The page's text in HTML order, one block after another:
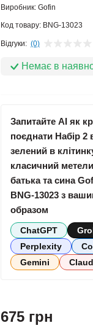
Виробник: Gofin
Код товару: BNG-13023
Відгуки: (0)
Немає в
Запитайте AI як
поєднати Набір 2
зелений в
класичний
батька та сина
BNG-13023 з
образом
ChatGPT
Perplexity
Gemini
675 грн